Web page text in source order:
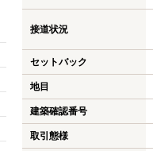
接道状況
セットバック
地目
建築確認番号
取引態様